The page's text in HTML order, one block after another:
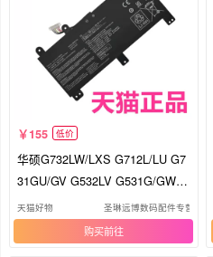
155 低价
华硕G732LW/LXS G712L/LU G7
31GU/GV G532LV G531G/GW电
脑G512W/LWS魔霸4plus原装RO
G笔记本C41N1731-1-2电池
天猫好物 圣琳远博数码配件专营店
购买